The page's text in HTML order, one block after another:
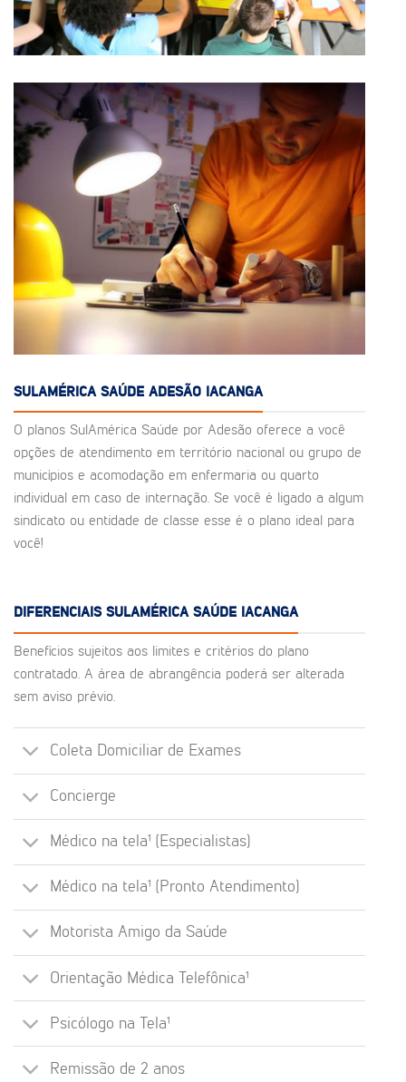
SULAMÉRICA SAÚDE ADESÃO IACANGA
O planos SulAmérica Saúde por Adesão oferece a você
opções de atendimento em território nacional ou grupo de
municípios e acomodação em enfermaria ou quarto
individual em caso de internação. Se você é ligado a algum
sindicato ou entidade de classe esse é o plano ideal para
você!
DIFERENCIAIS SULAMÉRICA SAÚDE IACANGA
Benefícios sujeitos aos limites e critérios do plano
contratado. A área de abrangência poderá ser alterada
sem aviso prévio.
Coleta Domiciliar de Exames
Concierge
Médico na tela¹ (Especialistas)
Médico na tela¹ (Pronto Atendimento)
Motorista Amigo da Saúde
Orientação Médica Telefônica¹
Psicólogo na Tela¹
Remissão de 2 anos